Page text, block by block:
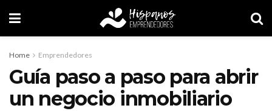
Home Emprendedores
Guía paso a paso para abrir
un negocio inmobiliario